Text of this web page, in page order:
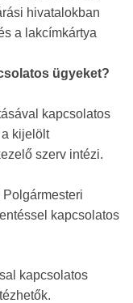
hivatalokban
a lakcímkártya
ügyeket?
kapcsolatos
kijelölt
szerv intézi.
kapcsolatos
kapcsolatos